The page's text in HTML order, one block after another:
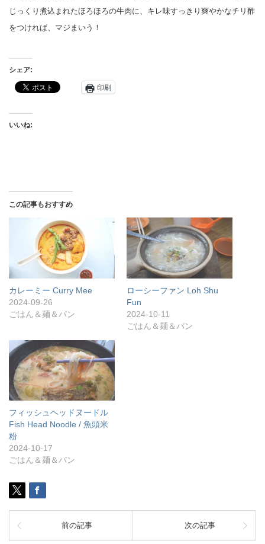
じっくり煮込まれたほろほろの牛肉に、キレ味すっきり爽やかなチリ酢
をつければ、マジまいう！
シェア:
印刷
いいね:
この記事もおすすめ
カレーミー Curry Mee
2024-09-26
ごはん＆麺＆パン
ローシーファン Loh Shu
Fun
2024-10-11
ごはん＆麺＆パン
フィッシュヘッドヌードル
Fish Head Noodle / 魚頭米
粉
2024-10-17
ごはん＆麺＆パン
前の記事 次の記事